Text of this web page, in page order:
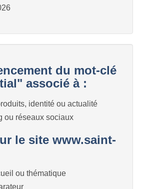
du mot-clé
associé à :
identité ou actualité
ou réseaux sociaux
le site www.saint-
ou thématique